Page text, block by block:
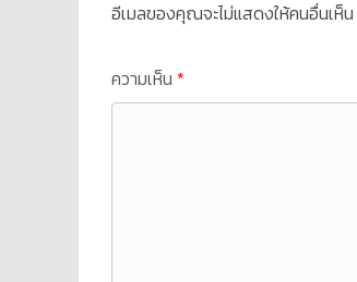
อีเมลของคุณจะไม่แสดงให้คนอื่นเห็น
ความเห็น *